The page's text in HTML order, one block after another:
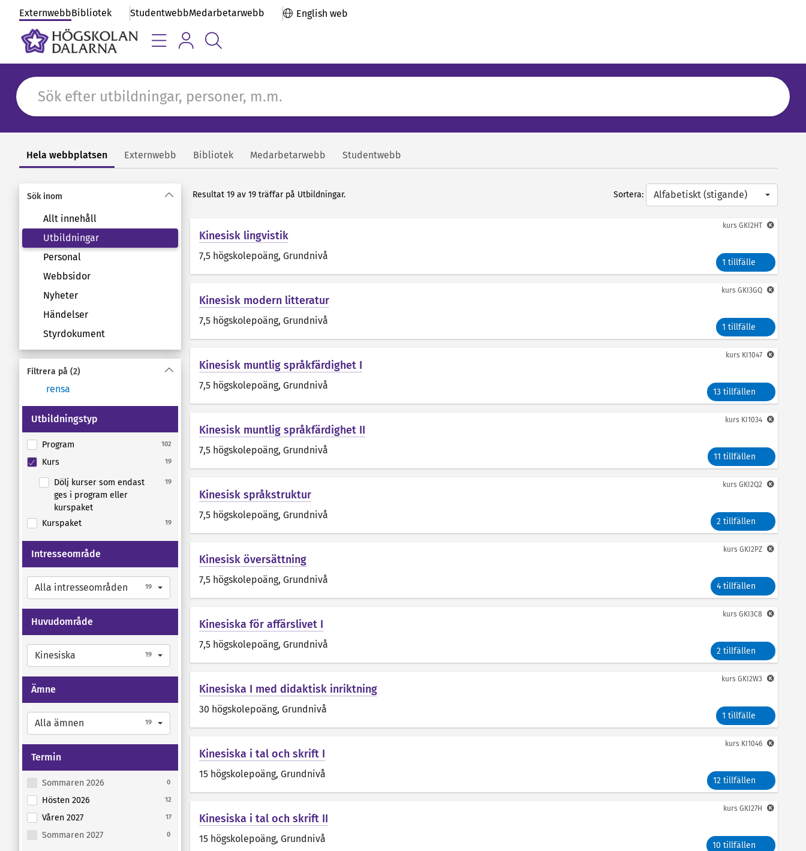
ExternwebbBibliotek StudentwebbMedarbetarwebb English web
Hela webbplatsen Externwebb Bibliotek Medarbetarwebb Studentwebb
Sök inom
Allt innehåll
Utbildningar
Personal
Webbsidor
Nyheter
Händelser
Styrdokument
Filtrera på (2)
rensa
Utbildningstyp
Program 102
Kurs 19
Dölj kurser som endast
ges i program eller
kurspaket
19
Kurspaket 19
Intresseområde
Alla intresseområden 19
Huvudområde
Kinesiska 19
Ämne
Alla ämnen 19
Termin
Sommaren 2026 0
Hösten 2026 12
Våren 2027 17
Sommaren 2027 0
Resultat 19 av 19 träffar på Utbildningar. Sortera: Alfabetiskt (stigande)
Kinesisk lingvistik
7,5 högskolepoäng, Grundnivå
1 tillfälle
kurs GKI2HT
Kinesisk modern litteratur
7,5 högskolepoäng, Grundnivå
1 tillfälle
kurs GKI3GQ
Kinesisk muntlig språkfärdighet I
7,5 högskolepoäng, Grundnivå
13 tillfällen
kurs KI1047
Kinesisk muntlig språkfärdighet II
7,5 högskolepoäng, Grundnivå
11 tillfällen
kurs KI1034
Kinesisk språkstruktur
7,5 högskolepoäng, Grundnivå
2 tillfällen
kurs GKI2Q2
Kinesisk översättning
7,5 högskolepoäng, Grundnivå
4 tillfällen
kurs GKI2PZ
Kinesiska för affärslivet I
7,5 högskolepoäng, Grundnivå
2 tillfällen
kurs GKI3C8
Kinesiska I med didaktisk inriktning
30 högskolepoäng, Grundnivå
1 tillfälle
kurs GKI2W3
Kinesiska i tal och skrift I
15 högskolepoäng, Grundnivå
12 tillfällen
kurs KI1046
Kinesiska i tal och skrift II
15 högskolepoäng, Grundnivå
10 tillfällen
kurs GKI27H